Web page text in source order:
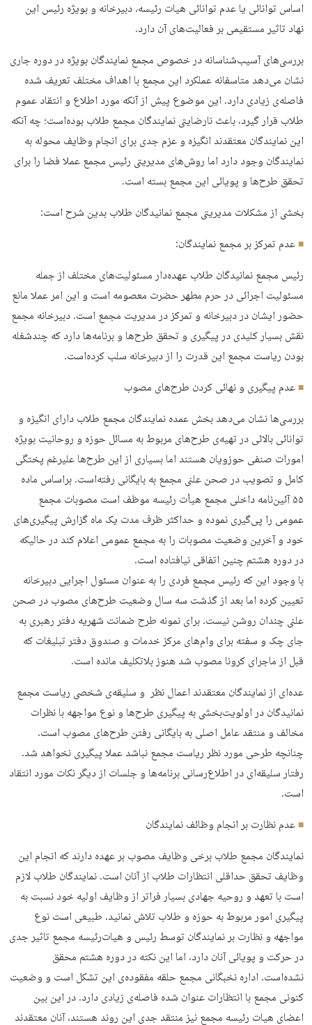
اساس توانائی یا عدم توانائی هیات رئیسه، دبیرخانه و بویژه رئیس این
نهاد تاثیر مستقیمی بر فعالیت‌های آن دارد.
بررسی‌های آسیب‌شناسانه در خصوص مجمع نمایندگان بویژه در دوره جاری
نشان می‌دهد متاسفانه عملکرد این مجمع با اهداف مختلف تعریف شده
فاصله‌ی زیادی دارد. این موضوع پیش از آنکه مورد اطلاع و انتقاد عموم
طلاب قرار گیرد، باعث نارضایتی نمایندگان مجمع طلاب بوده‌است؛ چه آنکه
این نمایندگان معتقدند انگیزه و عزم جدی برای انجام وظایف محوله به
نمایندگان وجود دارد اما روش‌های مدیریتی رئیس مجمع عملا فضا را برای
تحقق طرح‌ها و پویائی این مجمع بسته است.
بخشی از مشکلات مدیریتی مجمع نمانیدگان طلاب بدین شرح است:
عدم تمرکز بر مجمع نمایندگان:
رئیس مجمع نمانیدگان طلاب عهده‌دار مسئولیت‌های مختلف از جمله
مسئولیت اجرائی در حرم مطهر حضرت معصومه است و این امر عملا مانع
حضور ایشان در دبیرخانه و تمرکز در مدیریت مجمع است. دبیرخانه مجمع
نقش بسیار کلیدی در پیگیری و تحقق طرح‌ها و برنامه‌ها دارد که چندشغله
بودن ریاست مجمع این قدرت را از دبیرخانه سلب کرده‌است.
عدم پیگیری و نهائی کردن طرح‌های مصوب
بررسی‌ها نشان می‌دهد بخش عمده نمایندگان مجمع طلاب دارای انگیزه و
توانائی بالائی در تهیه‌ی طرح‌های مربوط به مسائل حوزه و روحانیت بویژه
امورات صنفی حوزویان هستند اما بسیاری از این طرح‌ها علیرغم پختگی
کامل و تصویب در صحن علنی مجمع به بایگانی رفته‌است. براساس ماده
۵۵ آئین‌نامه داخلی مجمع هیأت رئیسه موظف است مصوبات مجمع
عمومی را پی‌گیری نموده و حداکثر ظرف مدت یک ماه گزارش پیگیری‌های
خود و آخرین وضعیت مصوبات را به مجمع عمومی اعلام کند در حالیکه
در دوره هشتم چنین اتفاقی نیافتاده است.
با وجود این که رئیس مجمع فردی را به عنوان مسئول اجرایی دبیرخانه
تعیین کرده اما بعد از گذشت سه سال وضعیت طرح‌های مصوب در صحن
علنی چندان روشن نیست. برای نمونه طرح ضمانت شهریه دفتر رهبری به
جای چک و سفته برای وام‌های مرکز خدمات و صندوق دفتر تبلیغات که
قبل از ماجرای کرونا مصوب شد هنوز بلاتکلیف مانده است.
عده‌ای از نمایندگان معتقدند اعمال نظر و سلیقه‌ی شخصی ریاست مجمع
نمانیدگان در اولویت‌بخشی به پیگیری‌ طرح‌ها و نوع مواجهه با نظرات
مخالف و منتقد عامل اصلی به بایگانی رفتن طرح‌های مصوب است.
چنانچه طرحی مورد نظر ریاست مجمع نباشد عملا پیگیری نخواهد شد.
رفتار سلیقه‌ای در اطلاع‌رسانی برنامه‌ها و جلسات از دیگر نکات مورد انتقاد
است.
عدم نظارت بر انجام وظائف نمایندگان
نمایندگان مجمع طلاب برخی وظایف مصوب بر عهده دارند که انجام این
وظایف تحقق حداقلی انتظارات طلاب از آنان است. نمایندگان طلاب لازم
است با تعهد و روحیه جهادی بسیار فراتر از وظایف اولیه خود نسبت به
پیگیری امور مربوط به حوزه و طلاب تلاش نمانید. طبیعی است نوع
مواجهه و نظارت بر نمایندگان توسط رئیس و هیات‌رئیسه مجمع تاثیر جدی
در حرکت و پویائی آنان دارد، اما این نکته در دوره هشتم محقق
نشده‌است. اداره نخبگانی مجمع حلقه مفقوده‌ی این تشکل است و وضعیت
کنونی مجمع با انتظارات عنوان شده فاصله‌ی زیادی دارد. در این بین
اعضای هیات رئیسه مجمع نیز منتقد جدی این روند هستند، آنان معتقدند